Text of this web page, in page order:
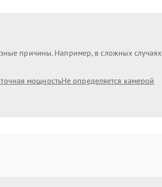
причины. Например, в сложных случаях
мощностьНе определяется камерой